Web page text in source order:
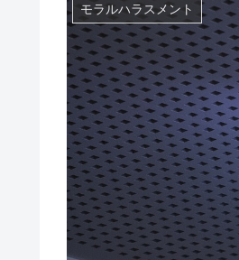
モラルハラスメント